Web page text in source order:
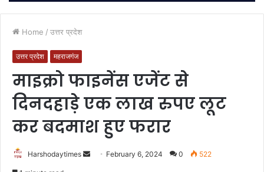
Home / उत्तर प्रदेश
उत्तर प्रदेश महराजगंज
माइक्रो फाइनेंस एजेंट से
दिनदहाड़े एक लाख रुपए लूट
कर बदमाश हुए फरार
Harshodaytimes
Send February 6, 2024 0 522